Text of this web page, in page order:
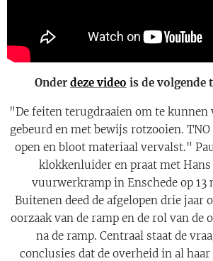
Onder deze video is de volgende
"De feiten terugdraaien om te kunnen
gebeurd en met bewijs rotzooien.
open en bloot materiaal vervalst."
klokkenluider en praat met
vuurwerkramp in Enschede op 13
Buitenen deed de afgelopen drie jaar
oorzaak van de ramp en de rol van de
na de ramp. Centraal staat de
conclusies dat de overheid in al haar